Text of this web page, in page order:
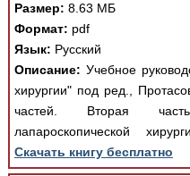
Размер: 8.63 МБ
Формат: pdf
Язык: Русский
Описание: Учебное
хирургии" под ред.,
частей. Вторая
лапароскопической
Скачать книгу бесплатно